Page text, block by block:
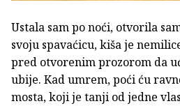
Ustala sam po noći, otvorila
svoju spavaćicu, kiša je
pred otvorenim prozorom da
ubije. Kad umrem, poći ću
mosta, koji je tanji od jedne